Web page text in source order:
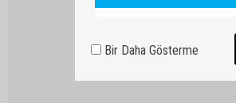
Bir Daha Gösterme